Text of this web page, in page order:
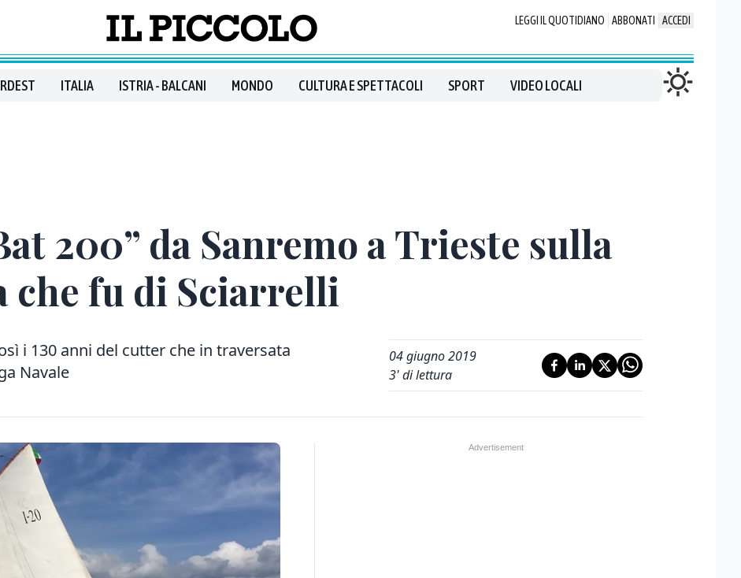
LEGGI IL QUOTIDIANO ABBONATI ACCEDI
ITALIA ISTRIA - BALCANI MONDO CULTURA E SPETTACOLI SPORT VIDEO LOCALI
200” da Sanremo a Trieste sulla
che fu di Sciarrelli
i 130 anni del cutter che in traversata
Navale
04 giugno 2019
3' di lettura